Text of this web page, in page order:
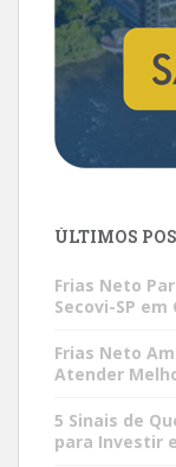
ÚLTIMOS
Frias Neto
Secovi-SP em
Frias Neto
Atender
5 Sinais de
para Investir